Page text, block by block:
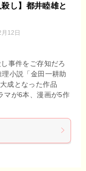
し】都井睦雄と
12日
事件をご存知だろ
小説「金田一耕助
成となった作品
マが6本、漫画が5作